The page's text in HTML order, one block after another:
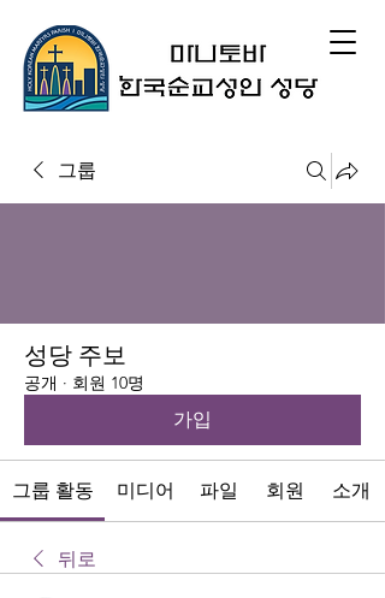
그룹
성당 주보
공개 · 회원 10명
가입
그룹 활동 미디어 파일 회원 소개
뒤로